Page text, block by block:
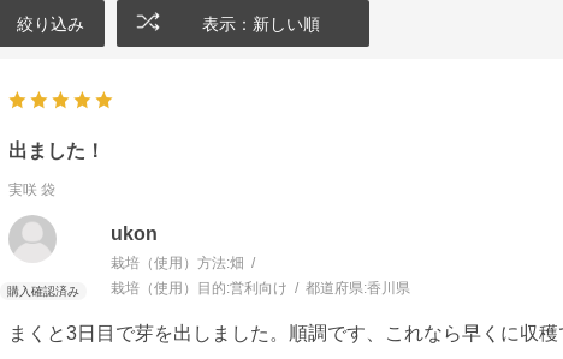
絞り込み 表示：新しい順
出ました！
実咲 袋
ukon
栽培（使用）方法:畑
栽培（使用）目的:営利向け 都道府県:香川県
まくと3日目で芽を出しました。順調です、これなら早くに収穫